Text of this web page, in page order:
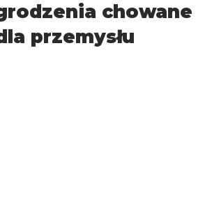
chowane
przemysłu